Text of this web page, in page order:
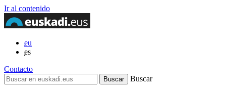
Ir al contenido
eu
es
Contacto
Buscar